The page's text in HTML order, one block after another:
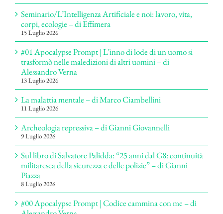
Seminario/L’Intelligenza Artificiale e noi: lavoro, vita,
corpi, ecologie – di Effimera
15 Luglio 2026
#01 Apocalypse Prompt | L’inno di lode di un uomo si
trasformò nelle maledizioni di altri uomini – di
Alessandro Verna
13 Luglio 2026
La malattia mentale – di Marco Ciambellini
11 Luglio 2026
Archeologia repressiva – di Gianni Giovannelli
9 Luglio 2026
Sul libro di Salvatore Palidda: “25 anni dal G8: continuità
militaresca della sicurezza e delle polizie” – di Gianni
Piazza
8 Luglio 2026
#00 Apocalypse Prompt | Codice cammina con me – di